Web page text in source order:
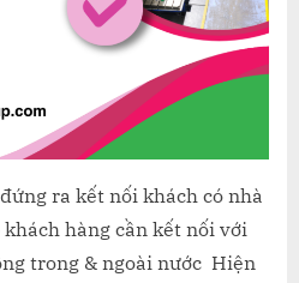
ra kết nối khách có nhà
hàng cần kết nối với
trong & ngoài nước Hiện